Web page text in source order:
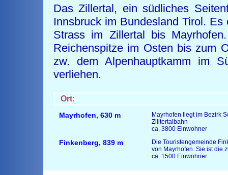
Das Zillertal, ein südliches
Innsbruck im Bundesland Tirol.
Strass im Zillertal bis
Reichenspitze im Osten bis zum
zw. dem Alpenhauptkamm im
verliehen.
Ort:
Mayrhofen, 630 m
Mayrhofen liegt im Bezirk
Zilltertalbahn
ca. 3800 Einwohner
Finkenberg, 839 m
Die Touristengemeinde
von Mayrhofen. Sie ist die
ca. 1500 Einwohner